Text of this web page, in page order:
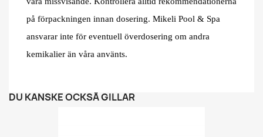
på förpackningen innan dosering. Mikeli Pool & Spa
ansvarar inte för eventuell överdosering om andra
kemikalier än våra använts.
DU KANSKE OCKSÅ GILLAR